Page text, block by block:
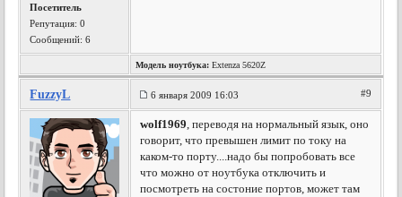
Посетитель
Репутация:0
Сообщений: 6
Модель ноутбука: Extenza 5620Z
FuzzyL 6 января 2009 16:03 #9
wolf1969, переводя на нормальный язык, оно
говорит, что превышен лимит по току на
каком-то порту....надо бы попробовать все
что можно от ноутбука отключить и
посмотреть на состоние портов, может там